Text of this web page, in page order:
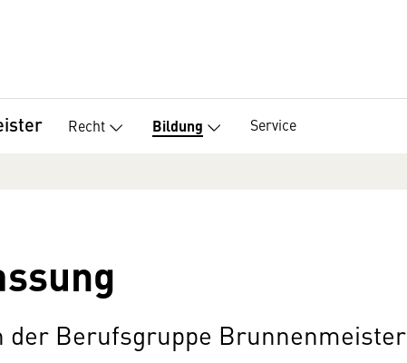
Recht Bildung Service
der Berufsgruppe Brunnenmeister